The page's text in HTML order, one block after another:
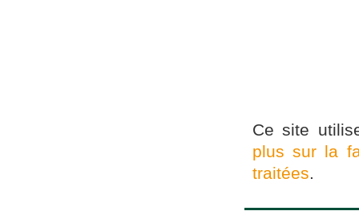
Ce site
plus sur la
traitées.